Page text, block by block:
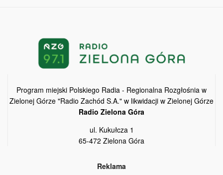
Program miejski Polskiego Radia - Regionalna Rozgłośnia w
Zielonej Górze "Radio Zachód S.A." w likwidacji w Zielonej Górze
Radio Zielona Góra
ul. Kukułcza 1
65-472 Zielona Góra
Reklama